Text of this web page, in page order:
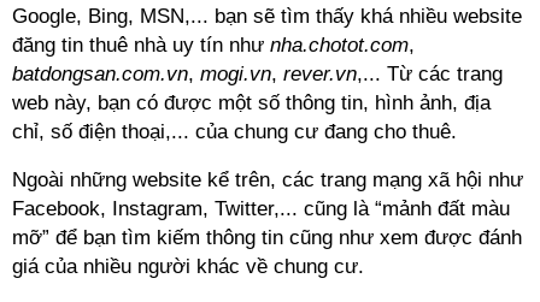
Google, Bing, MSN,... bạn sẽ tìm thấy khá nhiều website
đăng tin thuê nhà uy tín như nha.chotot.com,
batdongsan.com.vn, mogi.vn, rever.vn,... Từ các trang
web này, bạn có được một số thông tin, hình ảnh, địa
chỉ, số điện thoại,... của chung cư đang cho thuê.
Ngoài những website kể trên, các trang mạng xã hội như
Facebook, Instagram, Twitter,... cũng là “mảnh đất màu
mỡ” để bạn tìm kiếm thông tin cũng như xem được đánh
giá của nhiều người khác về chung cư.